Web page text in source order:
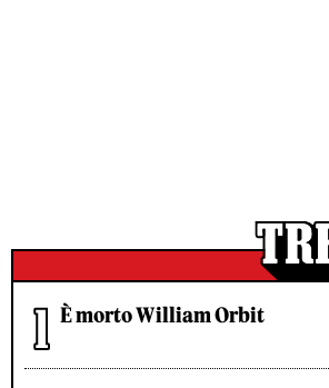
È morto William Orbit